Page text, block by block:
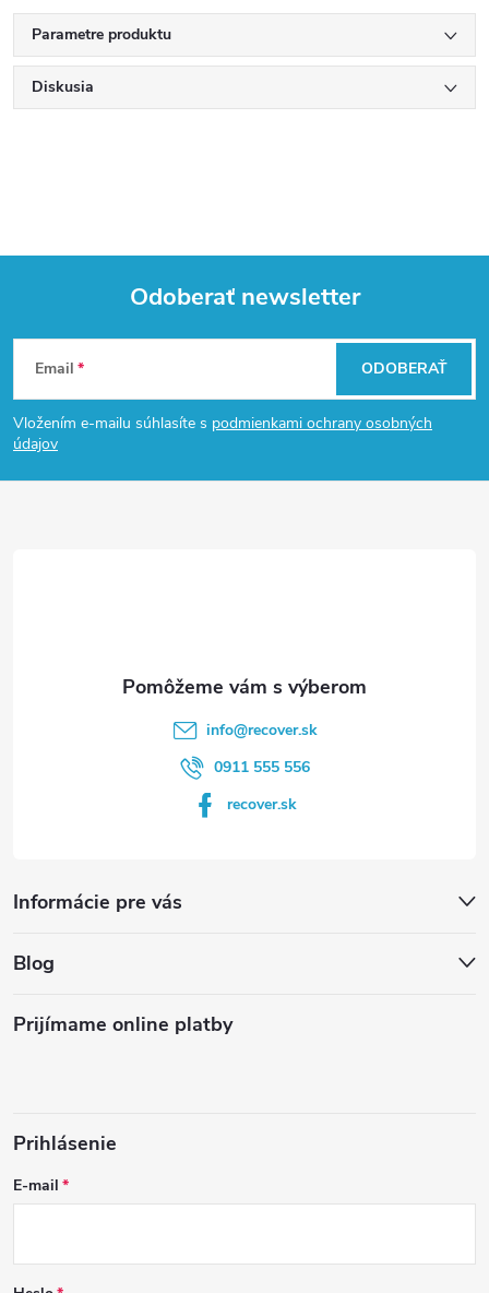
Parametre produktu
Diskusia
Z
á
p
Odoberať newsletter
Email
Vložením e-mailu súhlasíte s podmienkami ochrany osobných
údajov
ODOBERAŤ
info@recover.sk
0911 555 556
recover.sk
Informácie pre vás
Blog
Prijímame online platby
Prihlásenie
E-mail